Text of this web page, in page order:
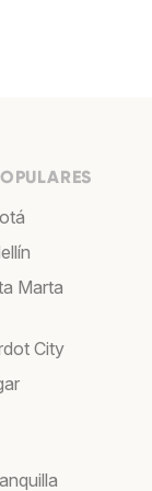
Marta
City